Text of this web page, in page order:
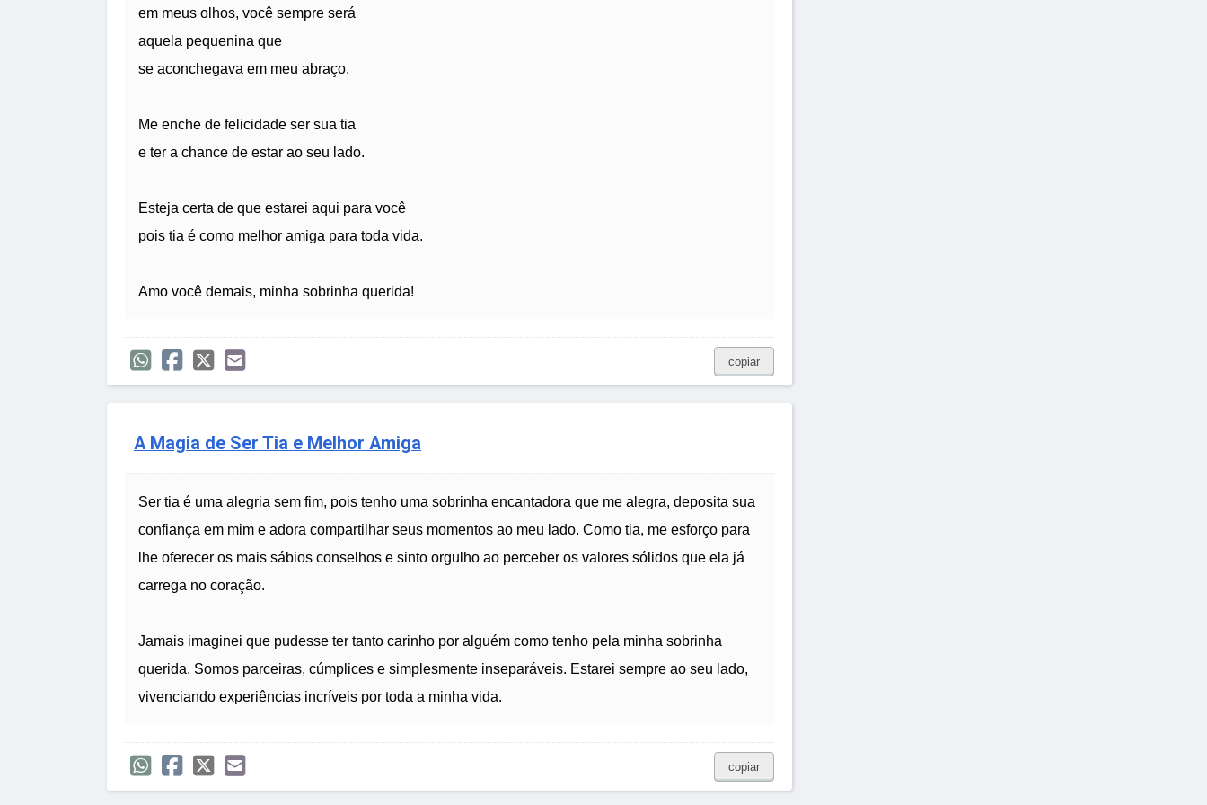
em meus olhos, você sempre será
aquela pequenina que
se aconchegava em meu abraço.
Me enche de felicidade ser sua tia
e ter a chance de estar ao seu lado.
Esteja certa de que estarei aqui para você
pois tia é como melhor amiga para toda vida.
Amo você demais, minha sobrinha querida!
copiar
A Magia de Ser Tia e Melhor Amiga
Ser tia é uma alegria sem fim, pois tenho uma sobrinha encantadora que me alegra, deposita sua
confiança em mim e adora compartilhar seus momentos ao meu lado. Como tia, me esforço para
lhe oferecer os mais sábios conselhos e sinto orgulho ao perceber os valores sólidos que ela já
carrega no coração.
Jamais imaginei que pudesse ter tanto carinho por alguém como tenho pela minha sobrinha
querida. Somos parceiras, cúmplices e simplesmente inseparáveis. Estarei sempre ao seu lado,
vivenciando experiências incríveis por toda a minha vida.
copiar